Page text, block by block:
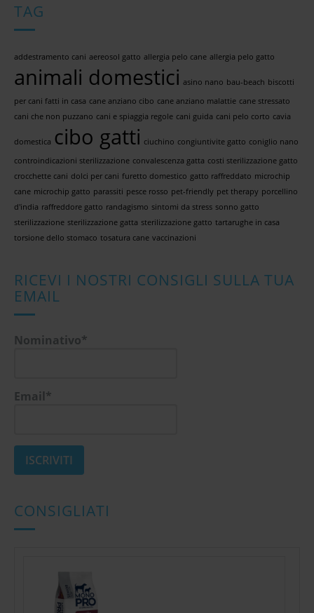
TAG
addestramento cani aereosol gatto allergia pelo cane allergia pelo gatto
animali domestici asino nano bau-beach biscotti
per cani fatti in casa cane anziano cibo cane anziano malattie cane stressato
cani che non puzzano cani e spiaggia regole cani guida cani pelo corto cavia
domestica cibo gatti ciuchino congiuntivite gatto coniglio nano
controindicazioni sterilizzazione convalescenza gatta costi sterilizzazione gatto
crocchette cani dolci per cani furetto domestico gatto raffreddato microchip
cane microchip gatto parassiti pesce rosso pet-friendly pet therapy porcellino
d'india raffreddore gatto randagismo sintomi da stress sonno gatto
sterilizzazione sterilizzazione gatta sterilizzazione gatto tartarughe in casa
torsione dello stomaco tosatura cane vaccinazioni
RICEVI I NOSTRI CONSIGLI SULLA TUA
EMAIL
Nominativo*
Email*
CONSIGLIATI